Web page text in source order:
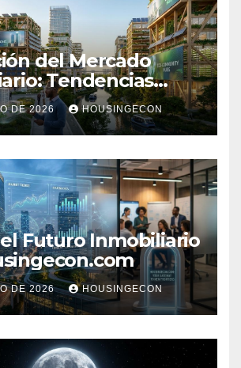
del Mercado
Tendencias
DE 2026 HOUSINGECON
Futuro Inmobiliario
DE 2026 HOUSINGECON